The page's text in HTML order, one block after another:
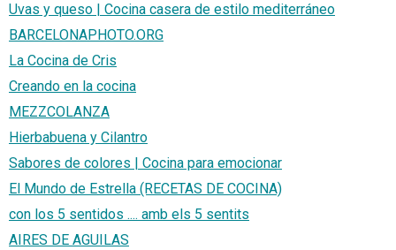
Uvas y queso | Cocina casera de estilo mediterráneo
BARCELONAPHOTO.ORG
La Cocina de Cris
Creando en la cocina
MEZZCOLANZA
Hierbabuena y Cilantro
Sabores de colores | Cocina para emocionar
El Mundo de Estrella (RECETAS DE COCINA)
con los 5 sentidos .... amb els 5 sentits
AIRES DE AGUILAS